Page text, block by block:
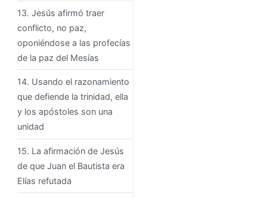
13. Jesús afirmó traer
conflicto, no paz,
oponiéndose a las profecías
de la paz del Mesías
14. Usando el razonamiento
que defiende la trinidad, ella
y los apóstoles son una
unidad
15. La afirmación de Jesús
de que Juan el Bautista era
Elías refutada